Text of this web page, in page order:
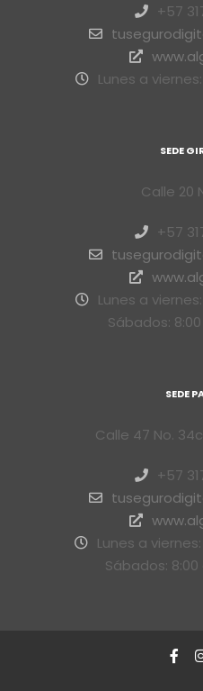
+57
Lunes a
SEDE
Calle 20
+57
Lunes a
Sábados:
SEDE
Calle 47 No.
+57
Lunes a
Sábados: 8:00